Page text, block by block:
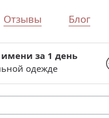
Отзывы Блог
и крестин
за 1 день
одежде